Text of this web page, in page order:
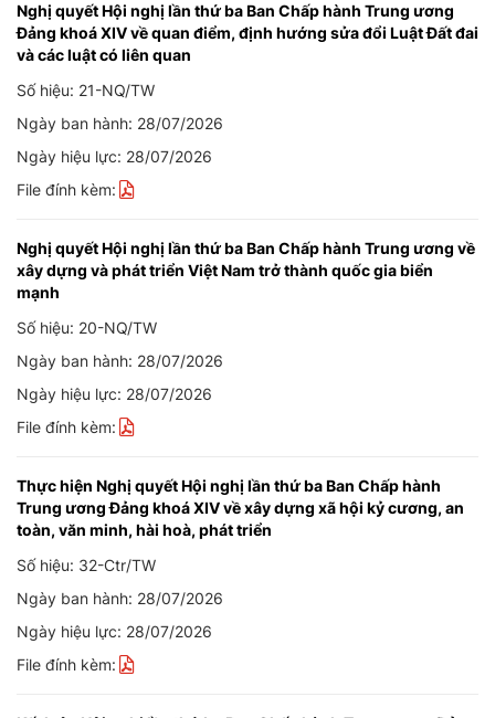
Nghị quyết Hội nghị lần thứ ba Ban Chấp hành Trung ương
Đảng khoá XIV về quan điểm, định hướng sửa đổi Luật Đất đai
và các luật có liên quan
Số hiệu: 21-NQ/TW
Ngày ban hành: 28/07/2026
Ngày hiệu lực: 28/07/2026
File đính kèm:
Nghị quyết Hội nghị lần thứ ba Ban Chấp hành Trung ương về
xây dựng và phát triển Việt Nam trở thành quốc gia biển
mạnh
Số hiệu: 20-NQ/TW
Ngày ban hành: 28/07/2026
Ngày hiệu lực: 28/07/2026
File đính kèm:
Thực hiện Nghị quyết Hội nghị lần thứ ba Ban Chấp hành
Trung ương Đảng khoá XIV về xây dựng xã hội kỷ cương, an
toàn, văn minh, hài hoà, phát triển
Số hiệu: 32-Ctr/TW
Ngày ban hành: 28/07/2026
Ngày hiệu lực: 28/07/2026
File đính kèm: